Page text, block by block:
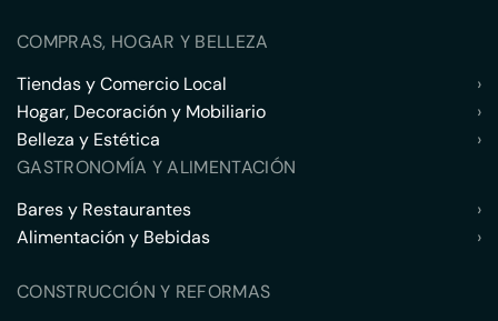
COMPRAS, HOGAR Y BELLEZA
Tiendas y Comercio Local
›
Hogar, Decoración y Mobiliario
›
Belleza y Estética
›
GASTRONOMÍA Y ALIMENTACIÓN
Bares y Restaurantes
›
Alimentación y Bebidas
›
CONSTRUCCIÓN Y REFORMAS